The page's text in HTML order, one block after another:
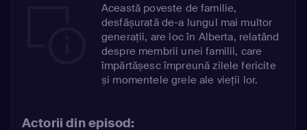
Această poveste de familie,
desfășurată de-a lungul mai multor
generații, are loc în Alberta, relatând
despre membrii unei familii, care
împărtășesc împreună zilele fericite
și momentele grele ale vieții lor.
Actorii din episod: